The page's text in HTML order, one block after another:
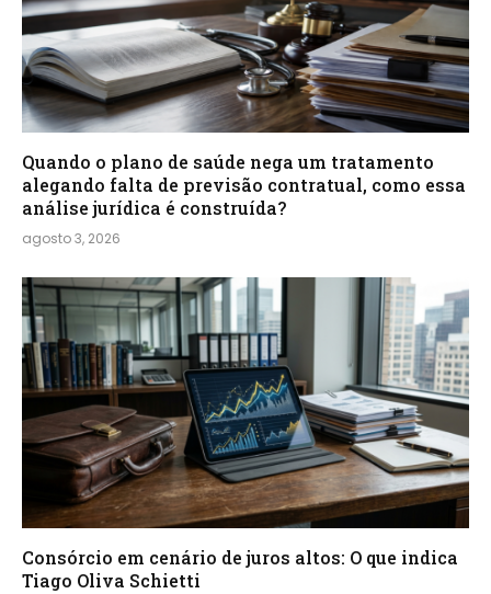
Quando o plano de saúde nega um tratamento
alegando falta de previsão contratual, como essa
análise jurídica é construída?
agosto 3, 2026
Consórcio em cenário de juros altos: O que indica
Tiago Oliva Schietti